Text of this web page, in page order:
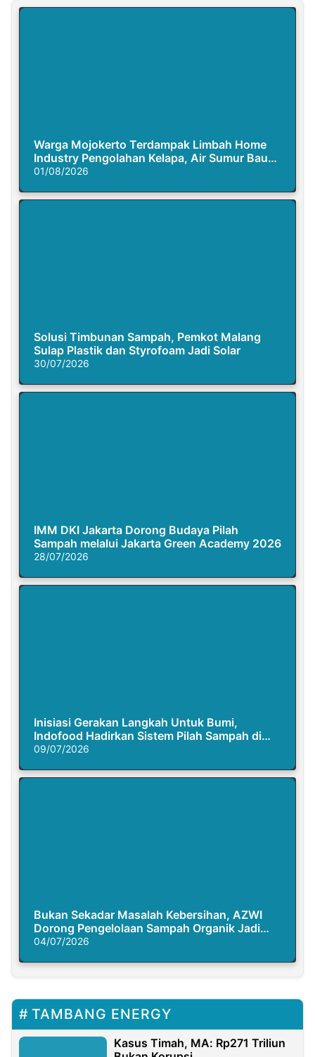
Warga Mojokerto Terdampak Limbah Home
Industry Pengolahan Kelapa, Air Sumur Bau
Busuk
01/08/2026
Solusi Timbunan Sampah, Pemkot Malang
Sulap Plastik dan Styrofoam Jadi Solar
30/07/2026
IMM DKI Jakarta Dorong Budaya Pilah
Sampah melalui Jakarta Green Academy 2026
28/07/2026
Inisiasi Gerakan Langkah Untuk Bumi,
Indofood Hadirkan Sistem Pilah Sampah di
Semasa Piknik
09/07/2026
Bukan Sekadar Masalah Kebersihan, AZWI
Dorong Pengelolaan Sampah Organik Jadi
Solusi Krisis Iklim
04/07/2026
TAMBANG ENERGY
Kasus Timah, MA: Rp271 Triliun